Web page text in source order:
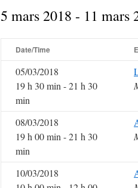
5 mars 2018 - 11 mars
Date/Time
05/03/2018
19 h 30 min - 21 h 30
min
08/03/2018
19 h 00 min - 21 h 30
min
10/03/2018